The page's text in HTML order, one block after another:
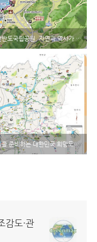
변산반도국립공원, 자연과 역사가 공존하는 최고의 여행지
통일을 준비하는 대한민국 희망도시! 파주시 그림지도 (제작: 더그린맵)
감도·관